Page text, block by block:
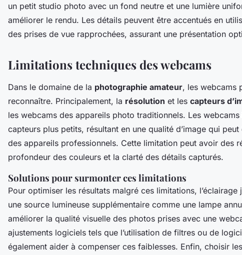
un petit studio photo avec un fond neutre et une lumière
améliorer le rendu. Les détails peuvent être accentués en
des prises de vue rapprochées, assurant une présentation
Limitations techniques des webcams
Dans le domaine de la photographie amateur, les webcams
reconnaître. Principalement, la résolution et les capteurs
les webcams des appareils photo traditionnels. Les
capteurs plus petits, résultant en une qualité d’image qui
des appareils professionnels. Cette limitation peut avoir des
profondeur des couleurs et la clarté des détails capturés.
Solutions pour surmonter ces limitations
Pour optimiser les résultats malgré ces limitations,
une source lumineuse supplémentaire comme une lampe
améliorer la qualité visuelle des photos prises avec une
ajustements logiciels tels que l’utilisation de filtres ou de
également aider à compenser ces faiblesses. Enfin, choisir